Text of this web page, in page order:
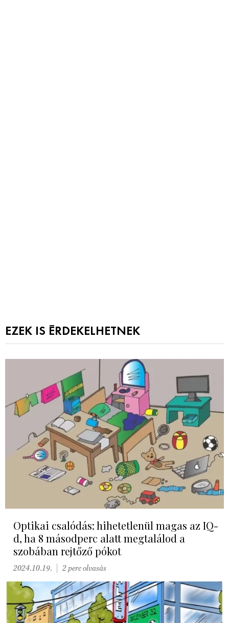
EZEK IS ÉRDEKELHETNEK
Optikai csalódás: hihetetlenül magas az IQ-
d, ha 8 másodperc alatt megtalálod a
szobában rejtőző pókot
2024.10.19. 2 perc olvasás